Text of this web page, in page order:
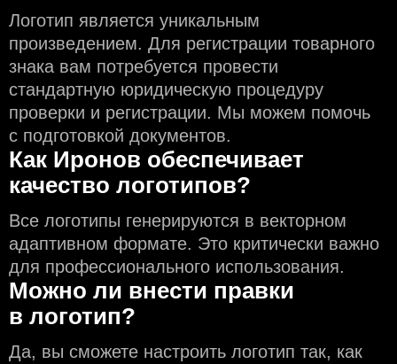
Логотип является уникальным
произведением. Для регистрации товарного
знака вам потребуется провести
стандартную юридическую процедуру
проверки и регистрации. Мы можем помочь
с подготовкой документов.
Как Иронов обеспечивает
качество логотипов?
Все логотипы генерируются в векторном
адаптивном формате. Это критически важно
для профессионального использования.
Можно ли внести правки
в логотип?
Да, вы сможете настроить логотип так, как